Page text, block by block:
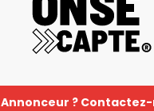
Annonceur ?